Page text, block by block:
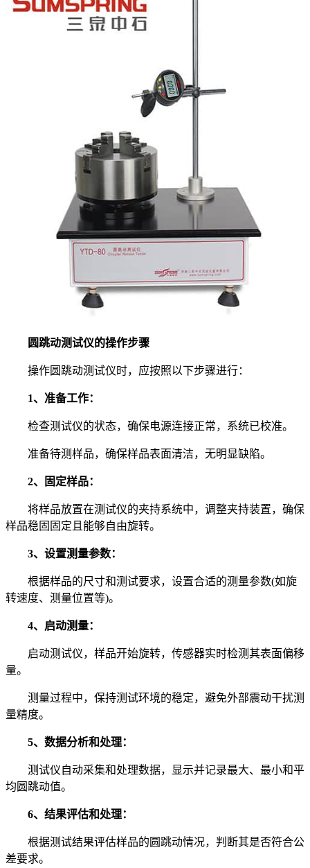
圆跳动测试仪的操作步骤
操作圆跳动测试仪时，应按照以下步骤进行：
1、准备工作：
检查测试仪的状态，确保电源连接正常，系统已校准。
准备待测样品，确保样品表面清洁，无明显缺陷。
2、固定样品：
将样品放置在测试仪的夹持系统中，调整夹持装置，确保
样品稳固固定且能够自由旋转。
3、设置测量参数：
根据样品的尺寸和测试要求，设置合适的测量参数(如旋
转速度、测量位置等)。
4、启动测量：
启动测试仪，样品开始旋转，传感器实时检测其表面偏移
量。
测量过程中，保持测试环境的稳定，避免外部震动干扰测
量精度。
5、数据分析和处理：
测试仪自动采集和处理数据，显示并记录最大、最小和平
均圆跳动值。
6、结果评估和处理：
根据测试结果评估样品的圆跳动情况，判断其是否符合公
差要求。